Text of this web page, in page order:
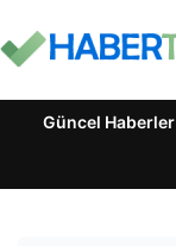
Güncel Haberler